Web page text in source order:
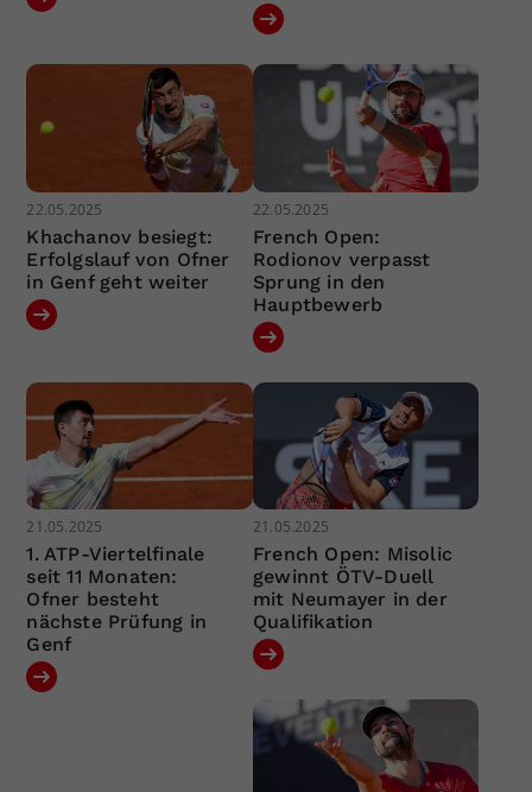
22.05.2025
Khachanov besiegt:
Erfolgslauf von Ofner
in Genf geht weiter
22.05.2025
French Open:
Rodionov verpasst
Sprung in den
Hauptbewerb
21.05.2025
1. ATP-Viertelfinale
seit 11 Monaten:
Ofner besteht
nächste Prüfung in
Genf
21.05.2025
French Open: Misolic
gewinnt ÖTV-Duell
mit Neumayer in der
Qualifikation